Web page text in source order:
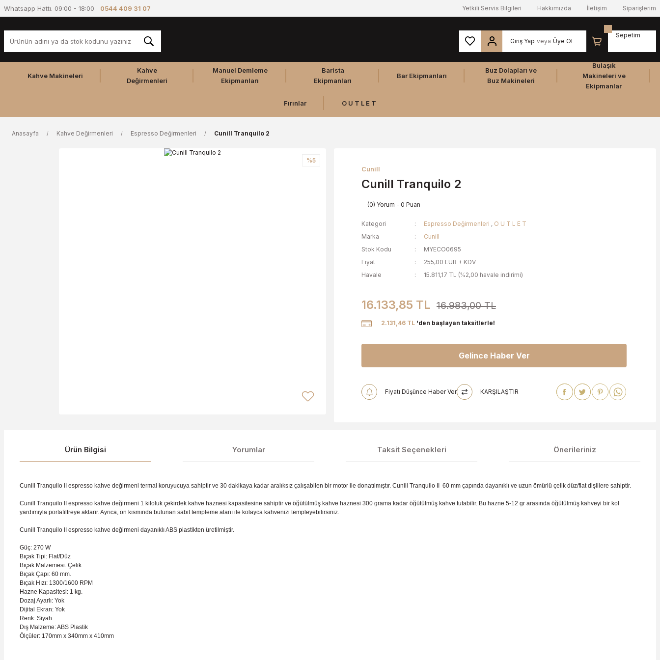
Whatsapp Hattı. 09:00 - 18:00 0544 409 31 07 Yetkili Servis Bilgileri Hakkımızda İletişim Siparişlerim
Giriş Yap veya Üye Ol
Sepetim
Kahve Makineleri
Kahve
Değirmenleri
Manuel Demleme
Ekipmanları
Barista
Ekipmanları
Bar Ekipmanları
Buz Dolapları ve
Buz Makineleri
Bulaşık
Makineleri ve
Ekipmanlar
Fırınlar O U T L E T
Anasayfa Kahve Değirmenleri Espresso Değirmenleri Cunill Tranquilo 2
%5
Cunill
Cunill Tranquilo 2
(0) Yorum - 0 Puan
Kategori Espresso Değirmenleri , O U T L E T
Marka
Cunill
Stok Kodu
MYECO0695
Fiyat
255,00 EUR + KDV
Havale
15.811,17 TL (%2,00 havale indirimi)
16.133,85 TL 16.983,00 TL
2.131,46 TL 'den başlayan taksitlerle!
Gelince Haber Ver
Fiyatı Düşünce Haber Ver KARŞILAŞTIR
Ürün Bilgisi Yorumlar Taksit Seçenekleri Önerileriniz
Cunill Tranquilo II espresso kahve değirmeni termal koruyucuya sahiptir ve 30 dakikaya kadar aralıksız çalışabilen bir motor ile donatılmıştır. Cunill Tranquilo II 60 mm çapında dayanıklı ve uzun ömürlü çelik düz/flat dişlilere sahiptir.
Cunill Tranquilo II espresso kahve değirmeni 1 kiloluk çekirdek kahve haznesi kapasitesine sahiptir ve öğütülmüş kahve haznesi 300 grama kadar öğütülmüş kahve tutabilir. Bu hazne 5-12 gr arasında öğütülmüş kahveyi bir kol
yardımıyla portafiltreye aktarır. Ayrıca, ön kısmında bulunan sabit templeme alanı ile kolayca kahvenizi templeyebilirsiniz.
Cunill Tranquilo II espresso kahve değirmeni dayanıklı ABS plastikten üretilmiştir.
Güç: 270 W
Bıçak Tipi: Flat/Düz
Bıçak Malzemesi: Çelik
Bıçak Çapı: 60 mm.
Bıçak Hızı: 1300/1600 RPM
Hazne Kapasitesi: 1 kg.
Dozaj Ayarlı: Yok
Dijital Ekran: Yok
Renk: Siyah
Dış Malzeme:ABS Plastik
Ölçüler: 170mm x 340mm x 410mm